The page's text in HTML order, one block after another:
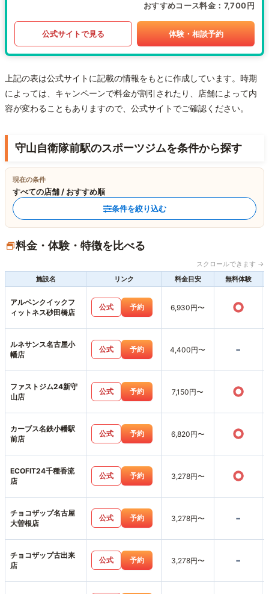
おすすめコース料金 7,700円
公式サイトで見る 体験・相談予約
上記の表は公式サイトに記載の情報をもとに作成しています。時期
によっては、キャンペーンで料金が割引されたり、店舗によって内
容が変わることもありますので、公式サイトでご確認ください。
守山自衛隊前駅のスポーツジムを条件から探す
現在の条件
すべての店舗 / おすすめ順
条件を絞り込む
料金・体験・特徴を比べる
スクロールできます →
施設名
リンク 料金目安 無料体験
アルペンクイックフ
ィットネス砂田橋店
公式 予約 6,930円〜 ○
ルネサンス名古屋小
幡店
公式 予約 4,400円〜 -
ファストジム24新守
山店
公式 予約 7,150円〜 ○
カーブス名鉄小幡駅
前店
公式 予約 6,820円〜 ○
ECOFIT24千種香流
店
公式 予約 3,278円〜 ○
チョコザップ名古屋
大曽根店
公式 予約 3,278円〜 -
チョコザップ古出来
店
公式 予約 3,278円〜 -